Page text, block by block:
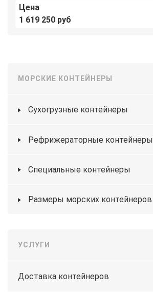
Цена
1 619 250 руб
МОРСКИЕ КОНТЕЙНЕРЫ
Сухогрузные контейнеры
Рефрижераторные контейнеры
Специальные контейнеры
Размеры морских контейнеров
УСЛУГИ
Доставка контейнеров